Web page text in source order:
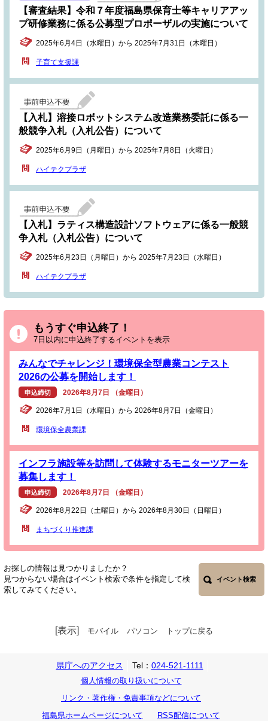
【審査結果】令和７年度福島県保育士等キャリアアッ
プ研修業務に係る公募型プロポーザルの実施について
2025年6月4日（水曜日）から 2025年7月31日（木曜日）
子育て支援課
【入札】溶接ロボットシステム改造業務委託に係る一
般競争入札（入札公告）について
2025年6月9日（月曜日）から 2025年7月8日（火曜日）
ハイテクプラザ
【入札】ラティス構造設計ソフトウェアに係る一般競
争入札（入札公告）について
2025年6月23日（月曜日）から 2025年7月23日（水曜日）
ハイテクプラザ
もうすぐ申込終了！
7日以内に申込終了するイベントを表示
みんなでチャレンジ！環境保全型農業コンテスト
2026の公募を開始します！
申込締切 2026年8月7日 （金曜日）
2026年7月1日（水曜日）から 2026年8月7日（金曜日）
環境保全農業課
インフラ施設等を訪問して体験するモニターツアーを
募集します！
申込締切 2026年8月7日 （金曜日）
2026年8月22日（土曜日）から 2026年8月30日（日曜日）
まちづくり推進課
お探しの情報は見つかりましたか？
見つからない場合はイベント検索で条件を指定して検
索してみてください。
イベント検索
[表示] モバイル パソコン トップに戻る
県庁へのアクセス Tel： 024-521-1111
個人情報の取り扱いについて
リンク・著作権・免責事項などについて
福島県ホームページについて
RSS配信について